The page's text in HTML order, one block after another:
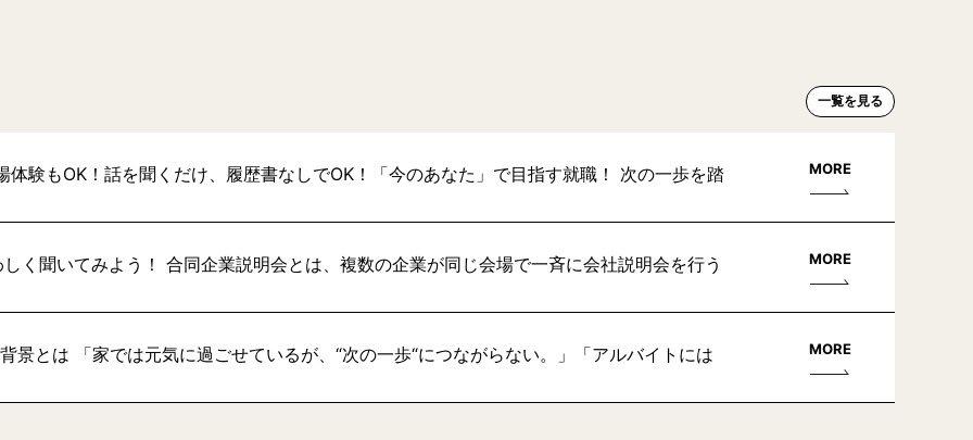
一覧を見る
体験もOK！話を聞くだけ、履歴書なしでOK！「今のあなた」で目指す就職！ 次の一歩を踏
MORE
く聞いてみよう！ 合同企業説明会とは、複数の企業が同じ会場で一斉に会社説明会を行う
MORE
景とは 「家では元気に過ごせているが、“次の一歩“につながらない。」「アルバイトには
MORE